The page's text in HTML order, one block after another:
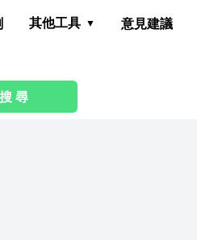
其他工具 意見建議
搜 尋